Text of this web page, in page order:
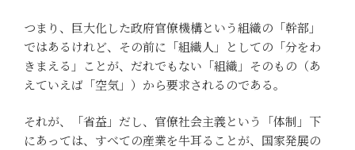
つまり、巨大化した政府官僚機構という組織の「幹部」
ではあるけれど、その前に「組織人」としての「分をわ
きまえる」ことが、だれでもない「組織」そのもの（あ
えていえば「空気」）から要求されるのである。
それが、「省益」だし、官僚社会主義という「体制」下
にあっては、すべての産業を牛耳ることが、国家発展の